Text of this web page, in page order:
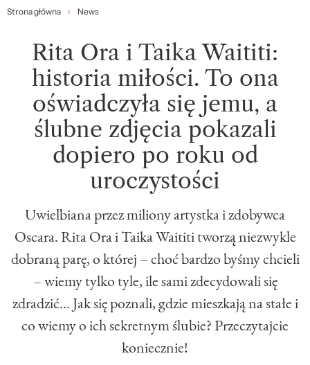
Strona główna News
Rita Ora i Taika Waititi:
historia miłości. To ona
oświadczyła się jemu, a
ślubne zdjęcia pokazali
dopiero po roku od
uroczystości
Uwielbiana przez miliony artystka i zdobywca
Oscara. Rita Ora i Taika Waititi tworzą niezwykle
dobraną parę, o której – choć bardzo byśmy chcieli
– wiemy tylko tyle, ile sami zdecydowali się
zdradzić... Jak się poznali, gdzie mieszkają na stałe i
co wiemy o ich sekretnym ślubie? Przeczytajcie
koniecznie!